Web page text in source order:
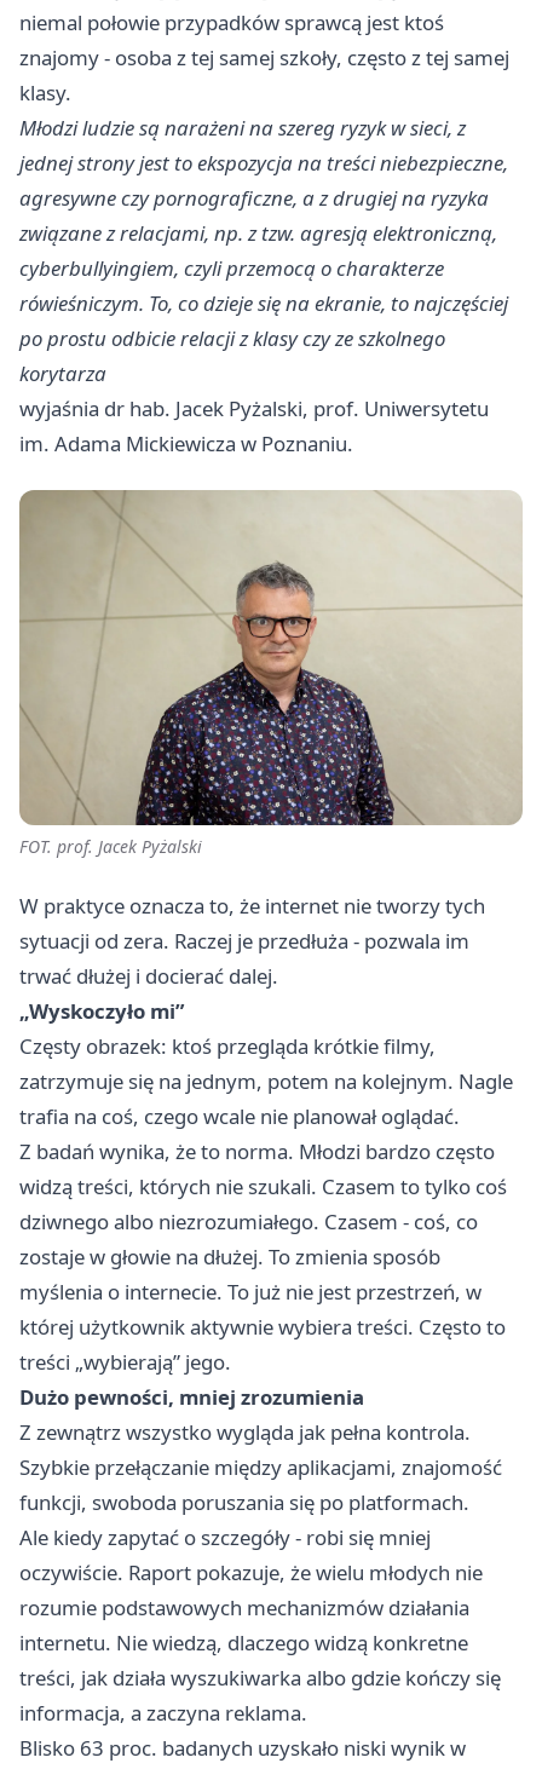
niemal połowie przypadków sprawcą jest ktoś
znajomy - osoba z tej samej szkoły, często z tej samej
klasy.
Młodzi ludzie są narażeni na szereg ryzyk w sieci, z
jednej strony jest to ekspozycja na treści niebezpieczne,
agresywne czy pornograficzne, a z drugiej na ryzyka
związane z relacjami, np. z tzw. agresją elektroniczną,
cyberbullyingiem, czyli przemocą o charakterze
rówieśniczym. To, co dzieje się na ekranie, to najczęściej
po prostu odbicie relacji z klasy czy ze szkolnego
korytarza
wyjaśnia dr hab. Jacek Pyżalski, prof. Uniwersytetu
im. Adama Mickiewicza w Poznaniu.
FOT. prof. Jacek Pyżalski
W praktyce oznacza to, że internet nie tworzy tych
sytuacji od zera. Raczej je przedłuża - pozwala im
trwać dłużej i docierać dalej.
„Wyskoczyło mi”
Częsty obrazek: ktoś przegląda krótkie filmy,
zatrzymuje się na jednym, potem na kolejnym. Nagle
trafia na coś, czego wcale nie planował oglądać.
Z badań wynika, że to norma. Młodzi bardzo często
widzą treści, których nie szukali. Czasem to tylko coś
dziwnego albo niezrozumiałego. Czasem - coś, co
zostaje w głowie na dłużej. To zmienia sposób
myślenia o internecie. To już nie jest przestrzeń, w
której użytkownik aktywnie wybiera treści. Często to
treści „wybierają” jego.
Dużo pewności, mniej zrozumienia
Z zewnątrz wszystko wygląda jak pełna kontrola.
Szybkie przełączanie między aplikacjami, znajomość
funkcji, swoboda poruszania się po platformach.
Ale kiedy zapytać o szczegóły - robi się mniej
oczywiście. Raport pokazuje, że wielu młodych nie
rozumie podstawowych mechanizmów działania
internetu. Nie wiedzą, dlaczego widzą konkretne
treści, jak działa wyszukiwarka albo gdzie kończy się
informacja, a zaczyna reklama.
Blisko 63 proc. badanych uzyskało niski wynik w